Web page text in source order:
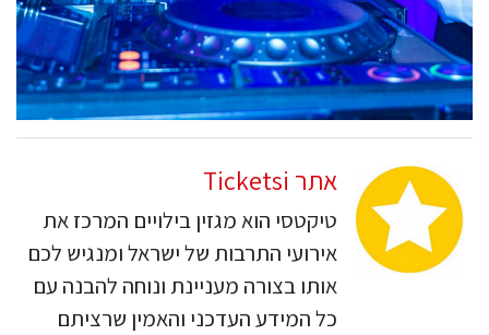
אתר Ticketsi
טיקטסי הוא מגזין בילויים המרכז את
אירועי התרבות של ישראל ומנגיש לכם
אותו בצורה מעניינת ונוחה להבנה עם
כל המידע העדכני והאמין שרציתם